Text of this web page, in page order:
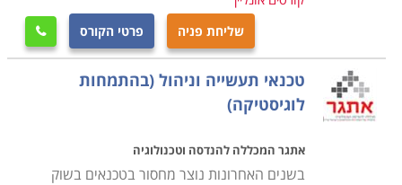
שליחת פניה פרטי הקורס 
טכנאי תעשייה וניהול (בהתמחות
לוגיסטיקה)
אתגר המכללה להנדסה וטכנולוגיה
בשנים האחרונות נוצר מחסור בטכנאים בשוק